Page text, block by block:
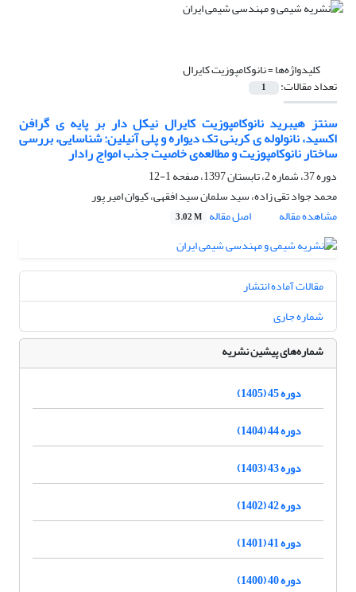
کلیدواژه‌ها =نانوکامپوزیت کایرال
تعداد مقالات: 1
سنتز هیبرید نانوکامپوزیت کایرال نیکل دار بر پایه ی گرافن
اکسید، نانولوله ی کربنی تک دیواره و پلی آنیلین: شناسایی، بررسی
ساختار نانوکامپوزیت و مطالعه‌ی خاصیت جذب امواج رادار
دوره 37، شماره 2، تابستان 1397، صفحه
1-12
محمد جواد تقی زاده، سید سلمان سید افقهی، کیوان امیر پور
مشاهده مقاله
اصل مقاله 3.02 M
مقالات آماده انتشار
شماره جاری
شماره‌های پیشین نشریه
دوره 45 (1405)
دوره 44 (1404)
دوره 43 (1403)
دوره 42 (1402)
دوره 41 (1401)
دوره 40 (1400)